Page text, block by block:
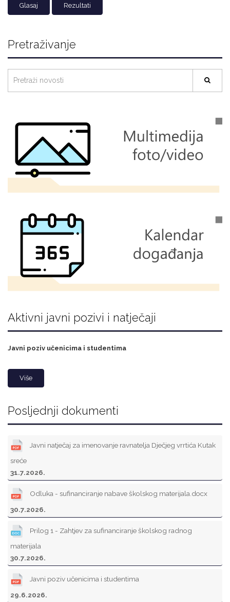
Rezultati
Pretraživanje
Aktivni javni pozivi i natječaji
Javni poziv učenicima i studentima
Više
Posljednji dokumenti
Javni natječaj za imenovanje ravnatelja Dječjeg vrrtića Kutak
sreće
31.7.2026.
Odluka - sufinanciranje nabave školskog materijala.docx
30.7.2026.
Prilog 1 - Zahtjev za sufinanciranje školskog radnog
materijala
30.7.2026.
Javni poziv učenicima i studentima
29.6.2026.